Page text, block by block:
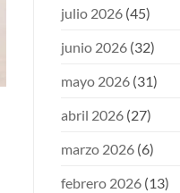
julio 2026(45)
junio 2026(32)
mayo 2026(31)
abril 2026(27)
marzo 2026(6)
febrero 2026(13)